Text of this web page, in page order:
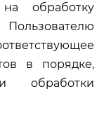
обработку
в порядке,
обработки